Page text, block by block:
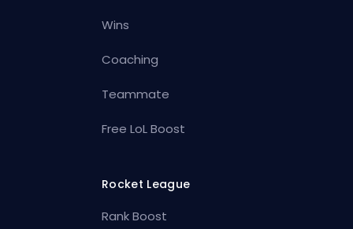
Wins
Coaching
Teammate
Free LoL Boost
Rocket League
Rank Boost